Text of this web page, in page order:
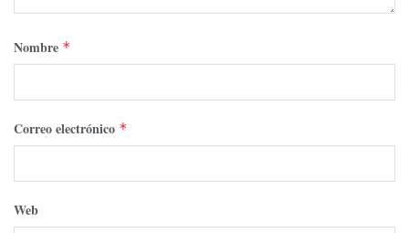
Nombre *
Correo electrónico *
Web